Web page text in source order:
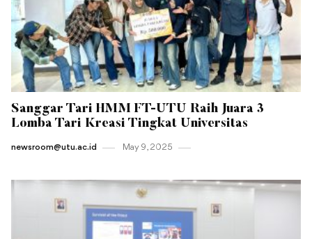
Sanggar Tari HMM FT-UTU Raih Juara 3
Lomba Tari Kreasi Tingkat Universitas
newsroom@utu.ac.id May 9 , 2025